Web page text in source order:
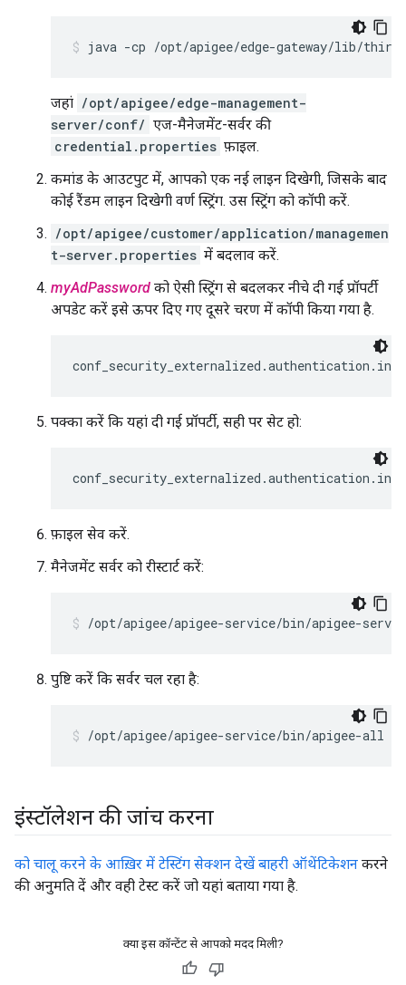
java -cp /opt/apigee/edge-gateway/lib/
जहां /opt/apigee/edge-management-
server/conf/ एज-मैनेजमेंट-सर्वर की
credential.properties फ़ाइल.
कमांड के आउटपुट में, आपको एक नई लाइन दिखेगी, जिसके बाद
कोई रैंडम लाइन दिखेगी वर्ण स्ट्रिंग. उस स्ट्रिंग को कॉपी करें.
/opt/apigee/customer/application/managemen
t-server.properties में बदलाव करें.
myAdPassword को ऐसी स्ट्रिंग से बदलकर नीचे दी गई प्रॉपर्टी
अपडेट करें इसे ऊपर दिए गए दूसरे चरण में कॉपी किया गया है.
पक्का करें कि यहां दी गई प्रॉपर्टी, सही पर सेट हो:
फ़ाइल सेव करें.
मैनेजमेंट सर्वर को रीस्टार्ट करें:
/opt/apigee/apigee-service/bin/apigee-
पुष्टि करें कि सर्वर चल रहा है:
/opt/apigee/apigee-service/bin/apigee-all
इंस्टॉलेशन की जांच करना
को चालू करने के आख़िर में टेस्टिंग सेक्शन देखें बाहरी ऑथेंटिकेशन करने
की अनुमति दें और वही टेस्ट करें जो यहां बताया गया है.
क्या इस कॉन्टेंट से आपको मदद मिली?